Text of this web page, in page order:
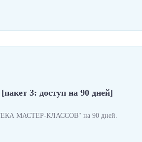
3: доступ на 90 дней]
МАСТЕР-КЛАССОВ" на 90 дней.